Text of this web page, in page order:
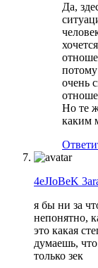
Да,
очень
Но те
каким
4eJIoBeK
я бы ни за
непонятно,
это какая
думаешь,
только зек